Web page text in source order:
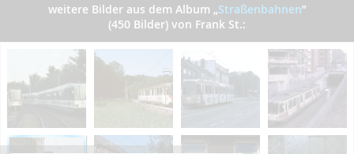
weitere Bilder aus dem Album „Straßenbahnen”
(450 Bilder) von Frank St.: